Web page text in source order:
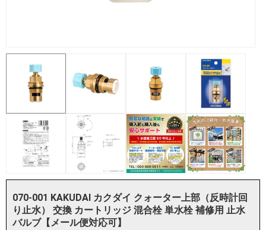
070-001 KAKUDAI カクダイ クォーター上部（反時計回
り止水） 交換 カートリッジ 混合栓 単水栓 補修用 止水
バルブ【メール便対応可】